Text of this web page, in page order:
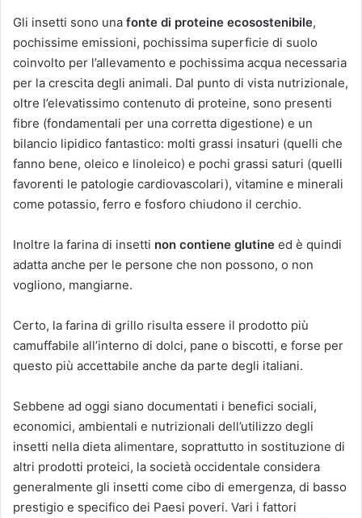
Gli insetti sono una fonte di proteine ecosostenibile,
pochissime emissioni, pochissima superficie di suolo
coinvolto per l’allevamento e pochissima acqua necessaria
per la crescita degli animali. Dal punto di vista nutrizionale,
oltre l’elevatissimo contenuto di proteine, sono presenti
fibre (fondamentali per una corretta digestione) e un
bilancio lipidico fantastico: molti grassi insaturi (quelli che
fanno bene, oleico e linoleico) e pochi grassi saturi (quelli
favorenti le patologie cardiovascolari), vitamine e minerali
come potassio, ferro e fosforo chiudono il cerchio.
Inoltre la farina di insetti non contiene glutine ed è quindi
adatta anche per le persone che non possono, o non
vogliono, mangiarne.
Certo, la farina di grillo risulta essere il prodotto più
camuffabile all’interno di dolci, pane o biscotti, e forse per
questo più accettabile anche da parte degli italiani.
Sebbene ad oggi siano documentati i benefici sociali,
economici, ambientali e nutrizionali dell’utilizzo degli
insetti nella dieta alimentare, soprattutto in sostituzione di
altri prodotti proteici, la società occidentale considera
generalmente gli insetti come cibo di emergenza, di basso
prestigio e specifico dei Paesi poveri. Vari i fattori